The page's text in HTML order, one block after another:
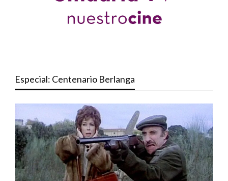
Especial: Centenario Berlanga